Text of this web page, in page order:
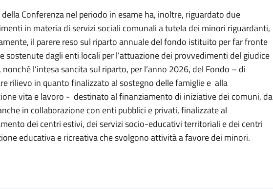
della Conferenza nel periodo in esame ha, inoltre, riguardato due
in materia di servizi sociali comunali a tutela dei minori riguardanti,
il parere reso sul riparto annuale del fondo istituito per far fronte
sostenute dagli enti locali per l’attuazione dei provvedimenti del giudice
l’intesa sancita sul riparto, per l’anno 2026, del Fondo – di
rilievo in quanto finalizzato al sostegno delle famiglie e alla
vita e lavoro - destinato al finanziamento di iniziative dei comuni, da
in collaborazione con enti pubblici e privati, finalizzate al
dei centri estivi, dei servizi socio-educativi territoriali e dei centri
educativa e ricreativa che svolgono attività a favore dei minori.